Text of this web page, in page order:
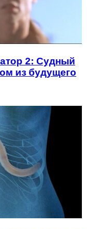
2: Судный
из будущего